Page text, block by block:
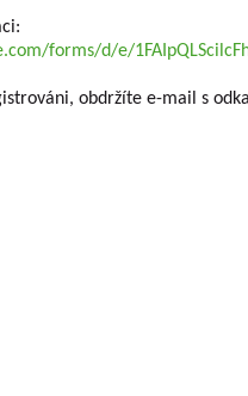
forms/d/e/
obdržíte e-mail s
for almost
all fruit crops that
As part of the solution of